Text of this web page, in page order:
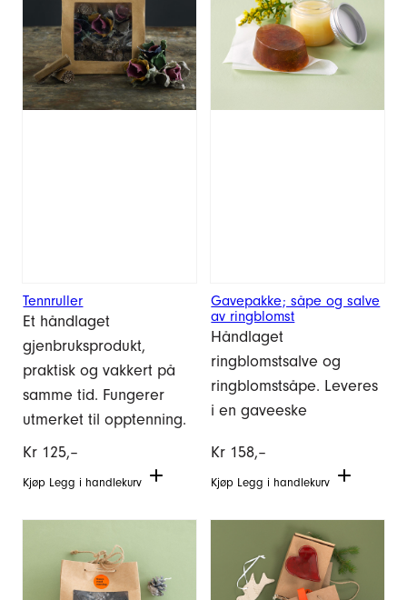
Tennruller
Et håndlaget
gjenbruksprodukt,
praktisk og vakkert på
samme tid. Fungerer
utmerket til opptenning.
Kr 125,–
Kjøp Legg i handlekurv
Gavepakke; såpe og salve
av ringblomst
Håndlaget
ringblomstsalve og
ringblomstsåpe. Leveres
i en gaveeske
Kr 158,–
Kjøp Legg i handlekurv